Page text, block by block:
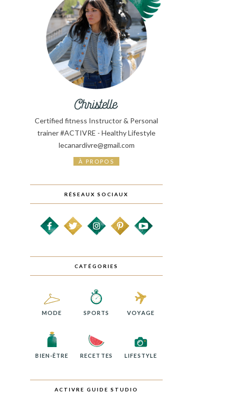
Certified fitness Instructor & Personal
trainer #ACTIVRE - Healthy Lifestyle
lecanardivre@gmail.com
À PROPOS
RÉSEAUX SOCIAUX
CATÉGORIES
MODE SPORTS VOYAGE
BIEN-ÊTRE RECETTES LIFESTYLE
ACTIVRE GUIDE STUDIO